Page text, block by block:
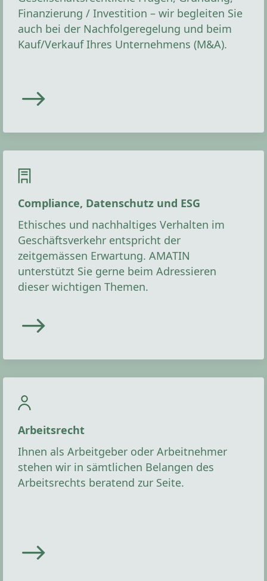
Finanzierung / Investition – wir begleiten Sie
auch bei der Nachfolgeregelung und beim
Kauf/Verkauf Ihres Unternehmens (M&A).
Compliance, Datenschutz und ESG
Ethisches und nachhaltiges Verhalten im
Geschäftsverkehr entspricht der
zeitgemässen Erwartung. AMATIN
unterstützt Sie gerne beim Adressieren
dieser wichtigen Themen.
Arbeitsrecht
Ihnen als Arbeitgeber oder Arbeitnehmer
stehen wir in sämtlichen Belangen des
Arbeitsrechts beratend zur Seite.